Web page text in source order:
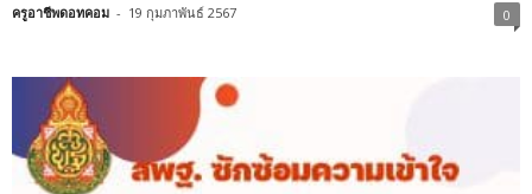
ครูอาชีพดอทคอม - 19 กุมภาพันธ์ 2567 0